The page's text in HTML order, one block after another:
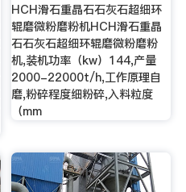
HCH滑石重晶石石灰石超细环
辊磨微粉磨粉机HCH滑石重晶
石石灰石超细环辊磨微粉磨粉
机,装机功率（kw）144,产量
2000-22000t/h,工作原理自
磨,粉碎程度细粉碎,入料粒度
（mm